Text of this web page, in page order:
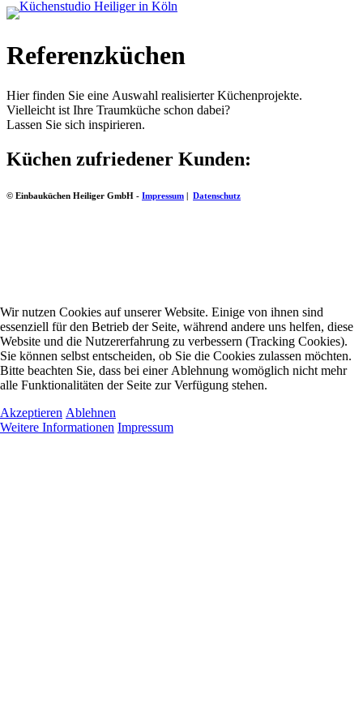
Referenzküchen
Hier finden Sie eine Auswahl realisierter Küchenprojekte.
Vielleicht ist Ihre Traumküche schon dabei?
Lassen Sie sich inspirieren.
Küchen zufriedener Kunden:
© Einbauküchen Heiliger GmbH - Impressum | Datenschutz
Wir nutzen Cookies auf unserer Website. Einige von ihnen sind
essenziell für den Betrieb der Seite, während andere uns helfen, diese
Website und die Nutzererfahrung zu verbessern (Tracking Cookies).
Sie können selbst entscheiden, ob Sie die Cookies zulassen möchten.
Bitte beachten Sie, dass bei einer Ablehnung womöglich nicht mehr
alle Funktionalitäten der Seite zur Verfügung stehen.
Akzeptieren Ablehnen
Weitere Informationen Impressum